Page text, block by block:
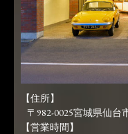
【住所】
〒982-0025宮城県仙台
【営業時間】